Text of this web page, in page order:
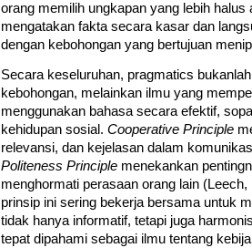
orang memilih ungkapan yang lebih halus
mengatakan fakta secara kasar dan
dengan kebohongan yang bertujuan
Secara keseluruhan, pragmatics
kebohongan, melainkan ilmu yang
menggunakan bahasa secara efektif,
kehidupan sosial. Cooperative Principle
relevansi, dan kejelasan dalam
Politeness Principle menekankan
menghormati perasaan orang lain
prinsip ini sering bekerja bersama untuk
tidak hanya informatif, tetapi juga
tepat dipahami sebagai ilmu tentang